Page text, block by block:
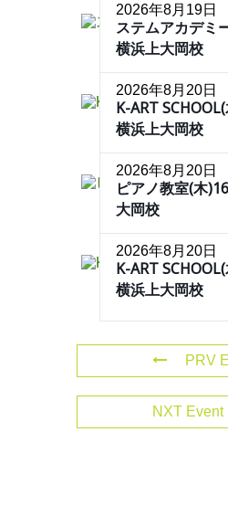
2026年8月19日
ステムアカデミ
横浜上大岡校
2026年8月20日
K-ART
横浜上大岡校
2026年8月20日
ピアノ教室(木
大岡校
2026年8月20日
K-ART
横浜上大岡校
PRV
NXT Event